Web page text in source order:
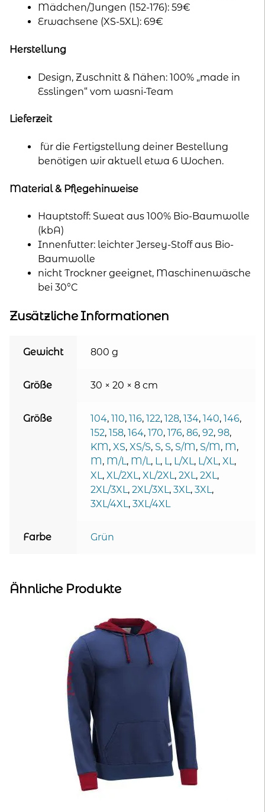
Mädchen/Jungen (152-176): 59€
Erwachsene (XS-5XL): 69€
Herstellung
Design, Zuschnitt & Nähen: 100% „made in
Esslingen“ vom wasni-Team
Lieferzeit
für die Fertigstellung deiner Bestellung
benötigen wir aktuell etwa 6 Wochen.
Material & Pflegehinweise
Hauptstoff: Sweat aus 100% Bio-Baumwolle
(kbA)
Innenfutter: leichter Jersey-Stoff aus Bio-
Baumwolle
nicht Trockner geeignet, Maschinenwäsche
bei 30°C
Zusätzliche Informationen
Gewicht 800 g
Größe 30 × 20 × 8 cm
Größe 104, 110, 116, 122, 128, 134, 140, 146,
152, 158, 164, 170, 176, 86, 92, 98,
KM, XS, XS/S, S, S, S/M, S/M, M,
M, M/L, M/L, L, L, L/XL, L/XL, XL,
XL, XL/2XL, XL/2XL, 2XL, 2XL,
2XL/3XL, 2XL/3XL, 3XL, 3XL,
3XL/4XL, 3XL/4XL
Farbe Grün
Ähnliche Produkte